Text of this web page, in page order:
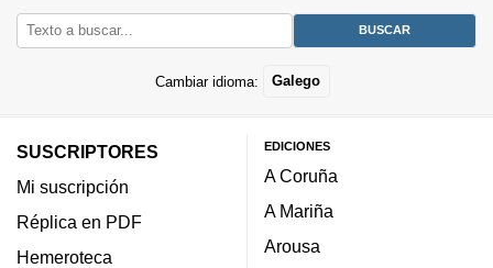
Cambiar idioma: Galego
SUSCRIPTORES
Mi suscripción
Réplica en PDF
Hemeroteca
EDICIONES
A Coruña
A Mariña
Arousa